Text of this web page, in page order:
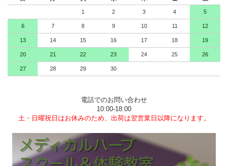
1 2 3 4 5
6 7 8 9 10 11 12
13 14 15 16 17 18 19
20 21 22 23 24 25 26
27 28 29 30
電話でのお問い合わせ
10:00-18:00
土・日曜祝日はお休みのため、出荷は翌営業日以降になります。